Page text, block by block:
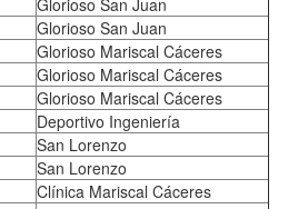
Glorioso San Juan
Glorioso San Juan
Glorioso Mariscal Cáceres
Glorioso Mariscal Cáceres
Glorioso Mariscal Cáceres
Deportivo Ingeniería
San Lorenzo
San Lorenzo
Clínica Mariscal Cáceres